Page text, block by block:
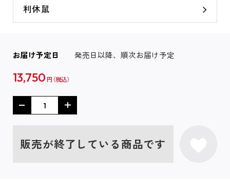
利休鼠
お届け予定日 発売日以降、順次お届け予定
13,750 円
販売が終了している商品です